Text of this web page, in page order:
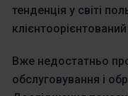
тенденція у світі
клієнтоорієнтований
Вже недостатньо
обслуговування і